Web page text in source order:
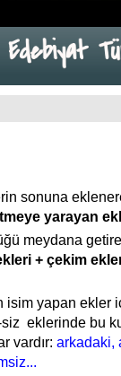
sonuna
yarayan
meydana
+ çekim
isim yapan ekler
eklerinde bu
vardır: arkadaki,